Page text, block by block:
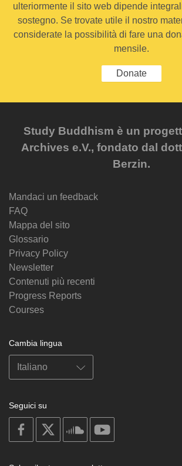
ulteriormente il sito web dipende
sostegno. Se trovate utile il nostro
considerate la possibilità di fare una
mensile.
Donate
Study Buddhism è un
Archives e.V., fondato dal
Berzin.
Mandaci un feedback
FAQ
Mappa del sito
Glossario
Privacy Policy
Newsletter
Contenuti più recenti
Progress Reports
Courses
Cambia lingua
Seguici su
on
facebook
soundcloud